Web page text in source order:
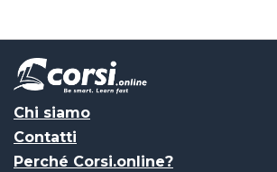
Chi siamo
Contatti
Perché Corsi.online?